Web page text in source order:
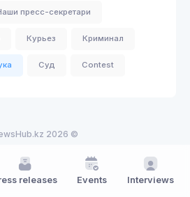
пресс-секретари
Курьез Криминал
Суд Contest
2026 ©
releases Events Interviews